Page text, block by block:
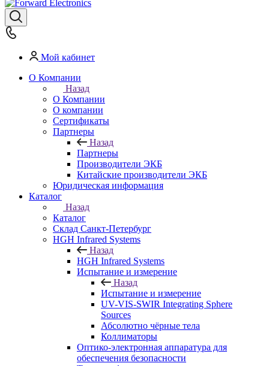
Мой кабинет
О Компании
Назад
О Компании
О компании
Сертификаты
Партнеры
Назад
Партнеры
Производители ЭКБ
Китайские производители ЭКБ
Юридическая информация
Каталог
Назад
Каталог
Cклад Санкт-Петербург
HGH Infrared Systems
Назад
HGH Infrared Systems
Испытание и измерение
Назад
Испытание и измерение
UV-VIS-SWIR Integrating Sphere
Sources
Абсолютно чёрные тела
Коллиматоры
Оптико-электронная аппаратура для
обеспечения безопасности